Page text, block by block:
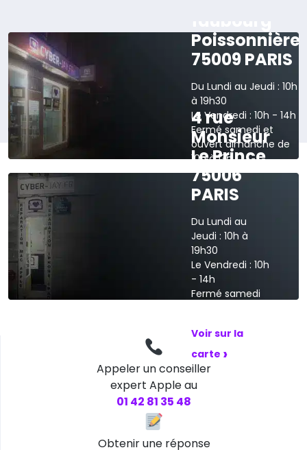
Poissonnière
75009 PARIS
Du Lundi au Jeudi : 10h
à 19h30
Le Vendredi : 10h - 14h
Fermé samedi et
ouvert dimanche de
10h à 13h
Voir sur la carte
4 rue
Monsieur
Le Prince
75006
PARIS
Du Lundi au
Jeudi : 10h à
19h30
Le Vendredi : 10h
- 14h
Fermé samedi
Voir sur la
carte ›
Appeler un conseiller
expert Apple au
01 42 81 35 48
Obtenir une réponse